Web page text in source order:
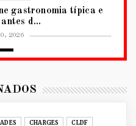
gastronomia típica e
d...
2026
DIPLOM...
CHARGES CLDF